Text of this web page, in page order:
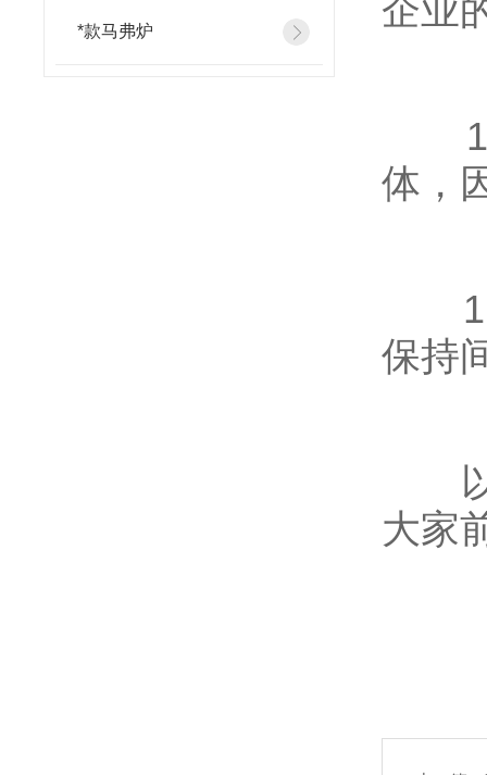
*款马弗炉 企业
10.
体，
11.
保持
以
大家